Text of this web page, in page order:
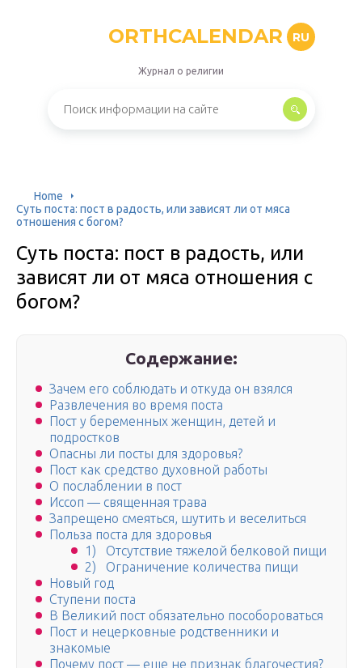
ORTHCALENDAR RU
Журнал о религии
Home
Суть поста: пост в радость, или зависят ли от мяса
отношения с богом?
Суть поста: пост в радость, или
зависят ли от мяса отношения с
богом?
Содержание:
Зачем его соблюдать и откуда он взялся
Развлечения во время поста
Пост у беременных женщин, детей и
подростков
Опасны ли посты для здоровья?
Пост как средство духовной работы
О послаблении в пост
Иссоп — священная трава
Запрещено смеяться, шутить и веселиться
Польза поста для здоровья
1) Отсутствие тяжелой белковой пищи
2) Ограничение количества пищи
Новый год
Ступени поста
В Великий пост обязательно пособороваться
Пост и нецерковные родственники и
знакомые
Почему пост — еще не признак благочестия?